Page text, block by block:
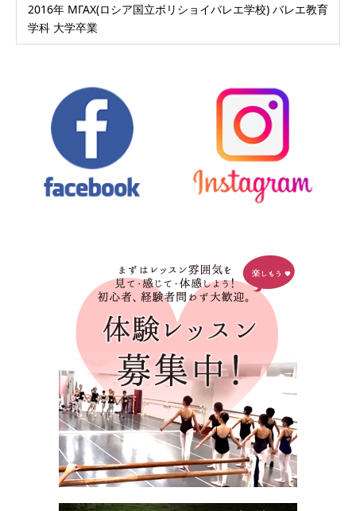
2016年 МГАХ(ロシア国立ボリショイバレエ学校) バレエ教育
学科 大学卒業